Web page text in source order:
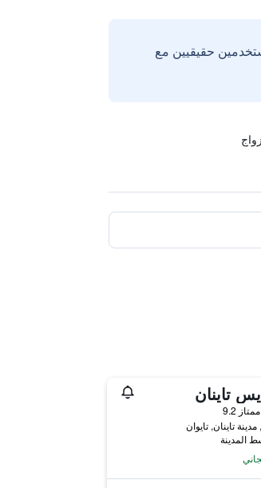
حقيقيين مع
تاينان
ممتاز 9.2